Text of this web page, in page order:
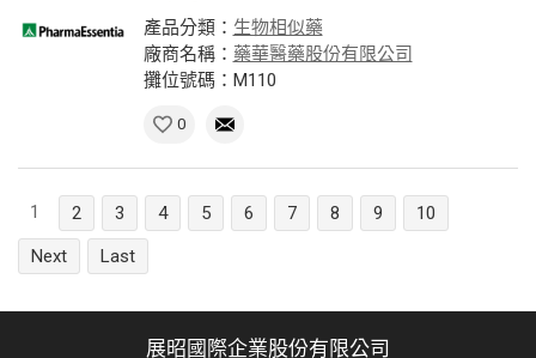
產品分類： 生物相似藥
廠商名稱： 藥華醫藥股份有限公司
攤位號碼：M110
0
1 2 3 4 5 6 7 8 9
10
Next
Last
展昭國際企業股份有限公司